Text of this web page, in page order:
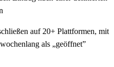
auf 20+ Plattformen, mit
als „geöffnet”